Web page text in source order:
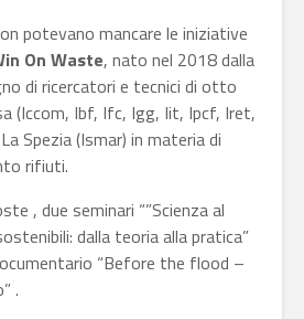
potevano mancare le iniziative
On Waste, nato nel 2018 dalla
di ricercatori e tecnici di otto
(Iccom, Ibf, Ifc, Igg, Iit, Ipcf, Iret,
Spezia (Ismar) in materia di
rifiuti.
, due seminari “”Scienza al
dalla teoria alla pratica”
“Before the flood –
.